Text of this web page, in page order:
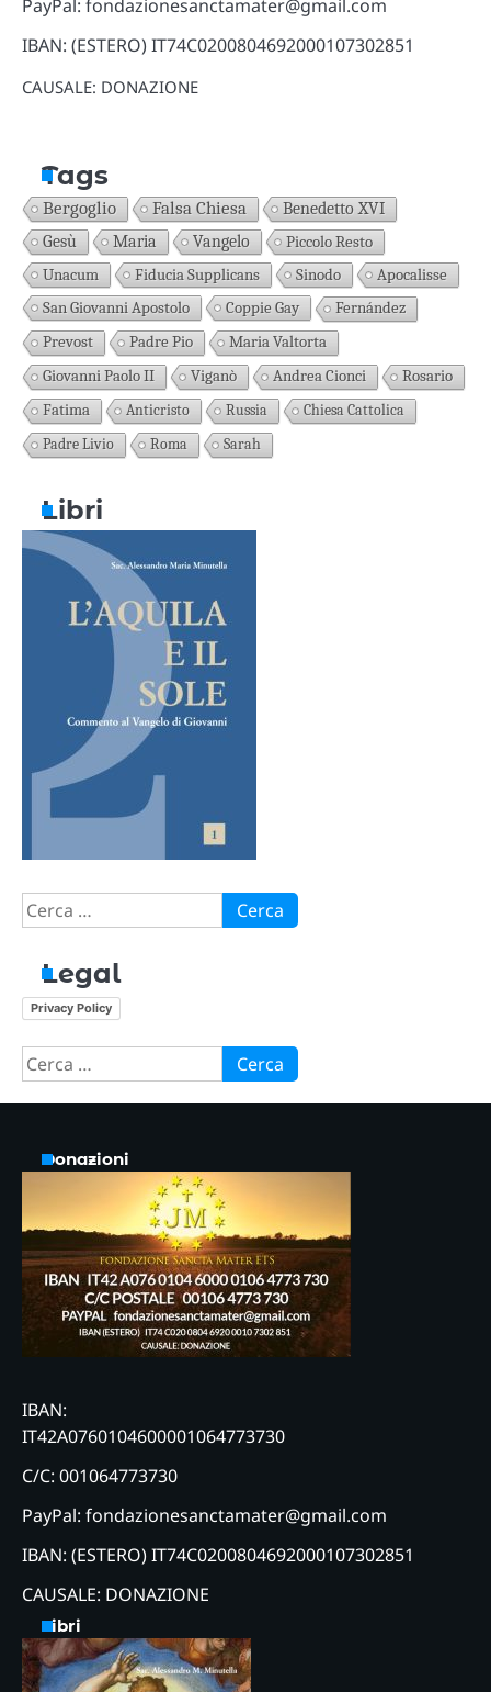
PayPal: fondazionesanctamater@gmail.com
IBAN: (ESTERO) IT74C0200804692000107302851
CAUSALE: DONAZIONE
Tags
Bergoglio Falsa Chiesa Benedetto XVI
Gesù Maria Vangelo
Piccolo Resto
Unacum
Fiducia Supplicans Sinodo
Apocalisse
San Giovanni Apostolo
Coppie Gay
Fernández
Prevost
Padre Pio
Maria Valtorta
Giovanni Paolo II
Viganò Andrea Cionci
Rosario
Fatima
Anticristo Russia
Chiesa Cattolica
Padre Livio
Roma Sarah
Libri
Ricerca
per:
Legal
Privacy Policy
Ricerca
per:
Donazioni
IBAN:
IT42A0760104600001064773730
C/C: 001064773730
PayPal: fondazionesanctamater@gmail.com
IBAN: (ESTERO) IT74C0200804692000107302851
CAUSALE: DONAZIONE
Libri